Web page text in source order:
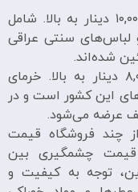
از ۱۰,۰۰۰ دینار به بالا. شامل
سنتی عراقی
شده‌اند.
از ۸,۰۰۰ دینار به بالا. خرمای
این کشور است و در
عرضه می‌شود.
چند فروشگاه قیمت
قیمت چشمگیری بین
توجه به کیفیت و